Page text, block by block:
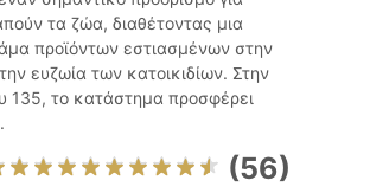
τα ζώα, διαθέτοντας μια
προϊόντων εστιασμένων στην
ευζωία των κατοικιδίων. Στην
135, το κατάστημα προσφέρει
(56)